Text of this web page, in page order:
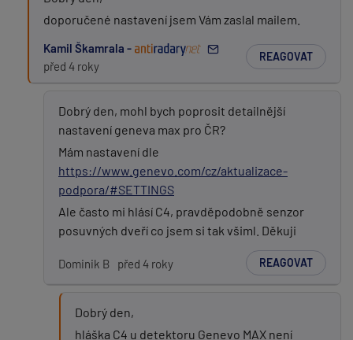
doporučené nastavení jsem Vám zaslal mailem.
Kamil Škamrala -
před 4 roky
REAGOVAT
Dobrý den, mohl bych poprosit detailnější
nastavení geneva max pro ČR?
Mám nastavení dle
https://www.genevo.com/cz/aktualizace-
podpora/#SETTINGS
Ale často mi hlásí C4, pravděpodobně senzor
posuvných dveří co jsem si tak všiml. Děkuji
Dominik B před 4 roky REAGOVAT
Dobrý den,
hláška C4 u detektoru Genevo MAX není